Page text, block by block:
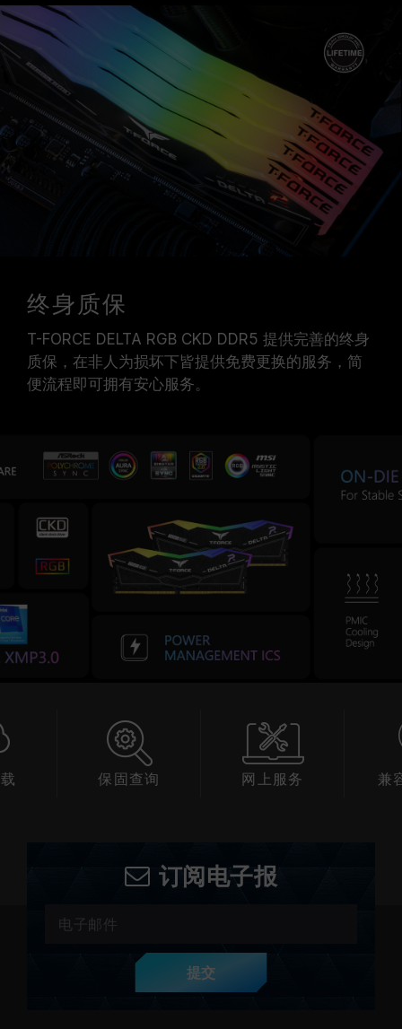
终身质保
T-FORCE DELTA RGB CKD DDR5 提供完善的终身
质保，在非人为损坏下皆提供免费更换的服务，简
便流程即可拥有安心服务。
保固查询 网上服务 兼
订阅电子报
提交